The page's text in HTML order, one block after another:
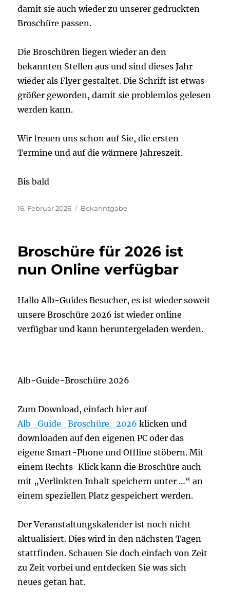
damit sie auch wieder zu unserer gedruckten
Broschüre passen.
Die Broschüren liegen wieder an den
bekannten Stellen aus und sind dieses Jahr
wieder als Flyer gestaltet. Die Schrift ist etwas
größer geworden, damit sie problemlos gelesen
werden kann.
Wir freuen uns schon auf Sie, die ersten
Termine und auf die wärmere Jahreszeit.
Bis bald
Veröffentlicht
16. Februar 2026 Kategorien
Bekanntgabe
Broschüre für 2026 ist
nun Online verfügbar
Hallo Alb-Guides Besucher, es ist wieder soweit
unsere Broschüre 2026 ist wieder online
verfügbar und kann heruntergeladen werden.
Alb-Guide-Broschüre 2026
Zum Download, einfach hier auf
Alb_Guide_Broschüre_2026 klicken und
downloaden auf den eigenen PC oder das
eigene Smart-Phone und Offline stöbern. Mit
einem Rechts-Klick kann die Broschüre auch
mit „Verlinkten Inhalt speichern unter …“ an
einem speziellen Platz gespeichert werden.
Der Veranstaltungskalender ist noch nicht
aktualisiert. Dies wird in den nächsten Tagen
stattfinden. Schauen Sie doch einfach von Zeit
zu Zeit vorbei und entdecken Sie was sich
neues getan hat.